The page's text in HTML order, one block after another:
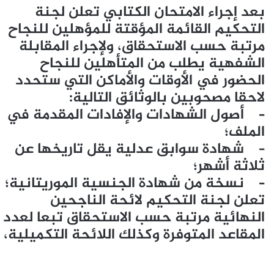
بعد إجراء الامتحان الكتابي تعلن لجنة
التحكيم القائمة المؤقتة للمؤهلين للنجاح
مرتبة حسب الاستحقاق، ولإجراء المقابلة
الشفهية يطلب من المتأهلين للنجاح
الحضور في الأوقات والأماكن التي ستحدد
لاحقا مصحوبين بالوثائق التالية:
– أصول الشهادات والإفادات المقدمة في
الملف؛
– شهادة سوابق عدلية يقل تاريخها عن
ثلاثة أشهر؛
– نسخة من شهادة الجنسية الموريتانية؛
تعلن لجنة التحكيم لائحة الناجحين
النهائية مرتبة حسب الاستحقاق تبعا لعدد
المقاعد المتوفرة وكذلك اللائحة التكميلية،